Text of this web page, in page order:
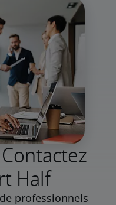
Half
professionnels